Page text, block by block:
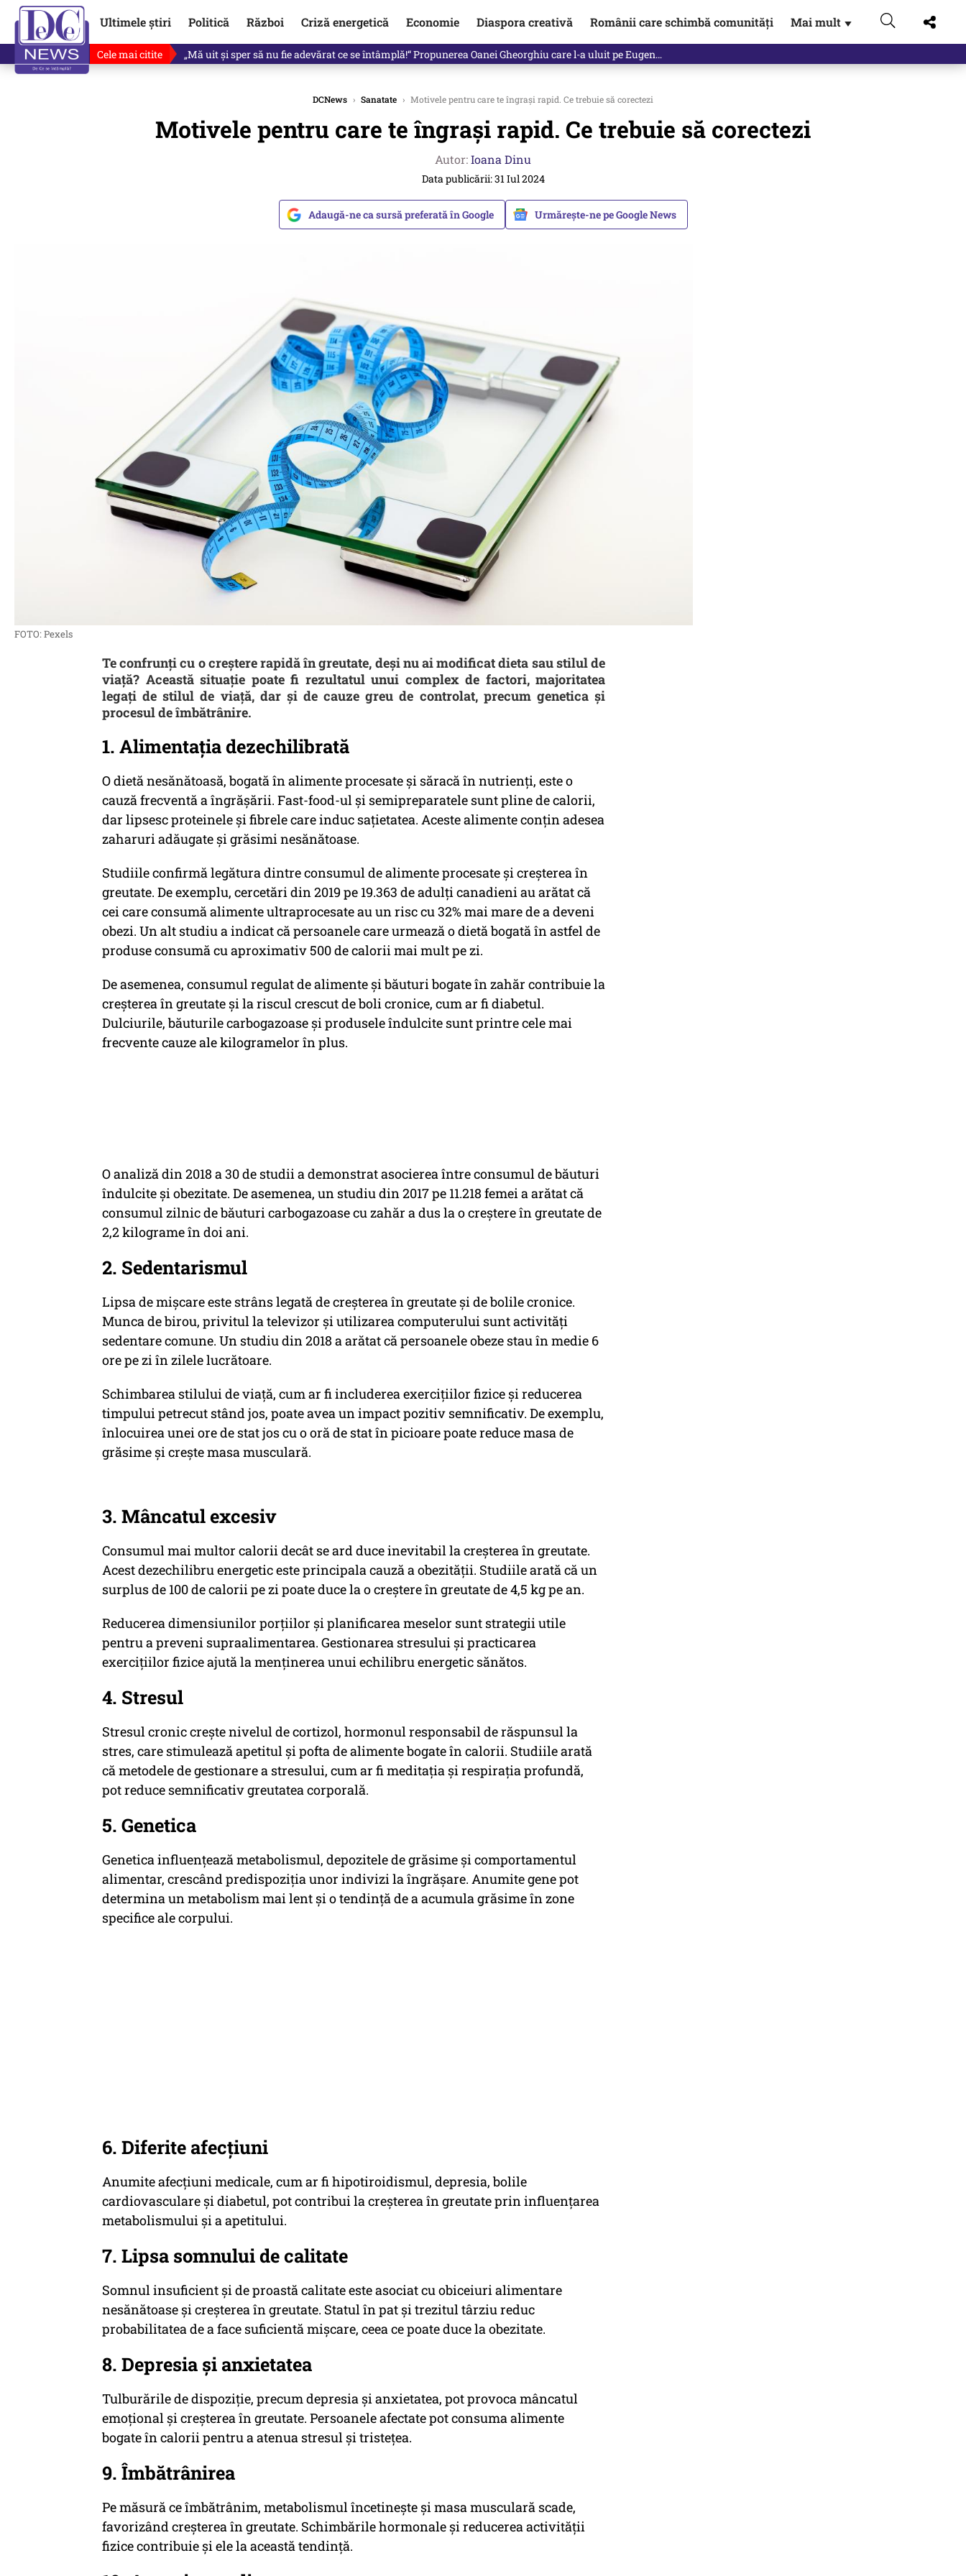
Ultimele știri Politică Război Criză energetică Economie Diaspora creativă Românii care schimbă comunități Mai mult ▼
Cele mai citite Ce se întâmplă cu primul buletin electronic, decizia luată astăzi de Guvern pentru toți românii
DCNews › Sanatate › Motivele pentru care te îngrași rapid. Ce trebuie să corectezi
Motivele pentru care te îngrași rapid. Ce trebuie să corectezi
Autor:Ioana Dinu
Data publicării: 31 Iul 2024
Adaugă-ne ca sursă preferată în Google Urmărește-ne pe Google News
FOTO: Pexels
Te confrunți cu o creștere rapidă în greutate, deși nu ai modificat dieta sau stilul de
viață? Această situație poate fi rezultatul unui complex de factori, majoritatea
legați de stilul de viață, dar și de cauze greu de controlat, precum genetica și
procesul de îmbătrânire.
1. Alimentația dezechilibrată
O dietă nesănătoasă, bogată în alimente procesate și săracă în nutrienți, este o
cauză frecventă a îngrășării. Fast-food-ul și semipreparatele sunt pline de calorii,
dar lipsesc proteinele și fibrele care induc sațietatea. Aceste alimente conțin adesea
zaharuri adăugate și grăsimi nesănătoase.
Studiile confirmă legătura dintre consumul de alimente procesate și creșterea în
greutate. De exemplu, cercetări din 2019 pe 19.363 de adulți canadieni au arătat că
cei care consumă alimente ultraprocesate au un risc cu 32% mai mare de a deveni
obezi. Un alt studiu a indicat că persoanele care urmează o dietă bogată în astfel de
produse consumă cu aproximativ 500 de calorii mai mult pe zi.
De asemenea, consumul regulat de alimente și băuturi bogate în zahăr contribuie la
creșterea în greutate și la riscul crescut de boli cronice, cum ar fi diabetul.
Dulciurile, băuturile carbogazoase și produsele îndulcite sunt printre cele mai
frecvente cauze ale kilogramelor în plus.
O analiză din 2018 a 30 de studii a demonstrat asocierea între consumul de băuturi
îndulcite și obezitate. De asemenea, un studiu din 2017 pe 11.218 femei a arătat că
consumul zilnic de băuturi carbogazoase cu zahăr a dus la o creștere în greutate de
2,2 kilograme în doi ani.
2. Sedentarismul
Lipsa de mișcare este strâns legată de creșterea în greutate și de bolile cronice.
Munca de birou, privitul la televizor și utilizarea computerului sunt activități
sedentare comune. Un studiu din 2018 a arătat că persoanele obeze stau în medie 6
ore pe zi în zilele lucrătoare.
Schimbarea stilului de viață, cum ar fi includerea exercițiilor fizice și reducerea
timpului petrecut stând jos, poate avea un impact pozitiv semnificativ. De exemplu,
înlocuirea unei ore de stat jos cu o oră de stat în picioare poate reduce masa de
grăsime și crește masa musculară.
3. Mâncatul excesiv
Consumul mai multor calorii decât se ard duce inevitabil la creșterea în greutate.
Acest dezechilibru energetic este principala cauză a obezității. Studiile arată că un
surplus de 100 de calorii pe zi poate duce la o creștere în greutate de 4,5 kg pe an.
Reducerea dimensiunilor porțiilor și planificarea meselor sunt strategii utile
pentru a preveni supraalimentarea. Gestionarea stresului și practicarea
exercițiilor fizice ajută la menținerea unui echilibru energetic sănătos.
4. Stresul
Stresul cronic crește nivelul de cortizol, hormonul responsabil de răspunsul la
stres, care stimulează apetitul și pofta de alimente bogate în calorii. Studiile arată
că metodele de gestionare a stresului, cum ar fi meditația și respirația profundă,
pot reduce semnificativ greutatea corporală.
5. Genetica
Genetica influențează metabolismul, depozitele de grăsime și comportamentul
alimentar, crescând predispoziția unor indivizi la îngrășare. Anumite gene pot
determina un metabolism mai lent și o tendință de a acumula grăsime în zone
specifice ale corpului.
6. Diferite afecțiuni
Anumite afecțiuni medicale, cum ar fi hipotiroidismul, depresia, bolile
cardiovasculare și diabetul, pot contribui la creșterea în greutate prin influențarea
metabolismului și a apetitului.
7. Lipsa somnului de calitate
Somnul insuficient și de proastă calitate este asociat cu obiceiuri alimentare
nesănătoase și creșterea în greutate. Statul în pat și trezitul târziu reduc
probabilitatea de a face suficientă mișcare, ceea ce poate duce la obezitate.
8. Depresia și anxietatea
Tulburările de dispoziție, precum depresia și anxietatea, pot provoca mâncatul
emoțional și creșterea în greutate. Persoanele afectate pot consuma alimente
bogate în calorii pentru a atenua stresul și tristețea.
9. Îmbătrânirea
Pe măsură ce îmbătrânim, metabolismul încetinește și masa musculară scade,
favorizând creșterea în greutate. Schimbările hormonale și reducerea activității
fizice contribuie și ele la această tendință.